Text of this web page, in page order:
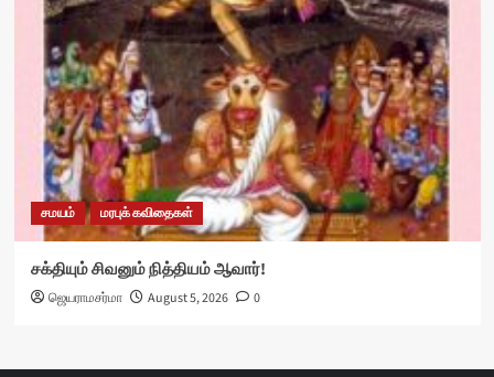
சமயம் மரபுக் கவிதைகள்
சக்தியும் சிவனும் நித்தியம் ஆவார்!
ஜெயராமசர்மா August 5, 2026 0